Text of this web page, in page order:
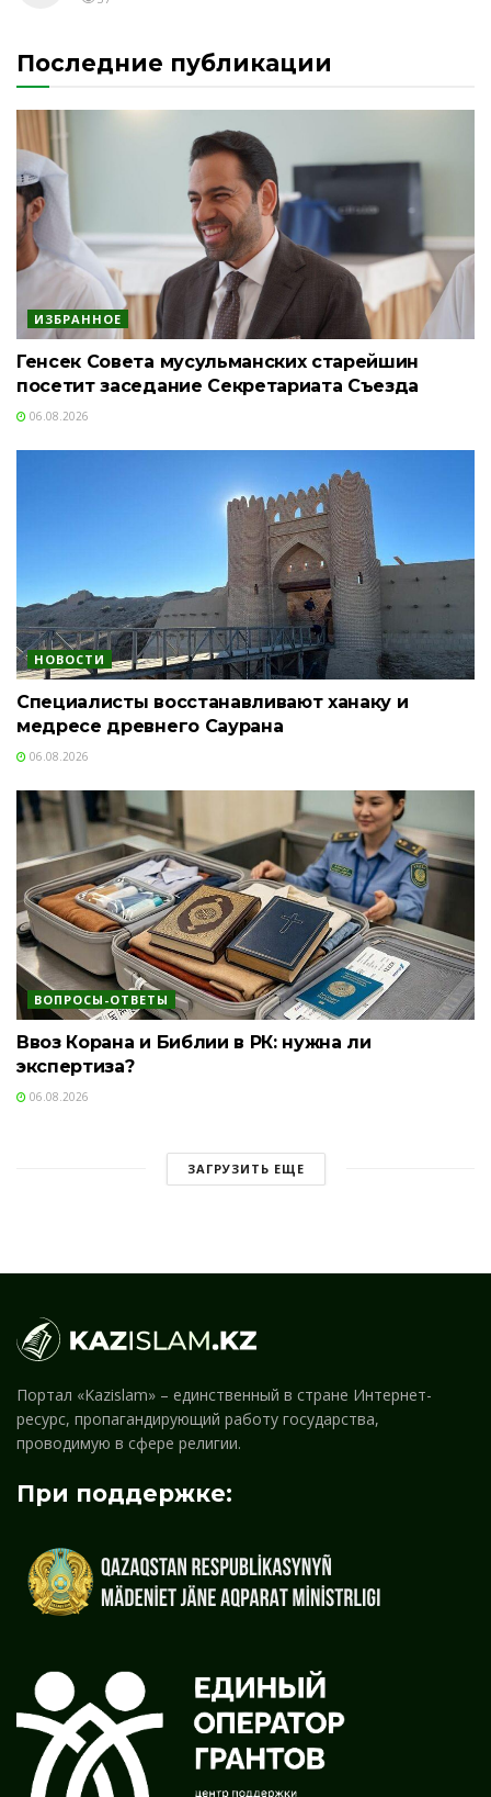
Последние публикации
ИЗБРАННОЕ
Генсек Совета мусульманских старейшин
посетит заседание Секретариата Съезда
06.08.2026
НОВОСТИ
Специалисты восстанавливают ханаку и
медресе древнего Саурана
06.08.2026
ВОПРОСЫ-ОТВЕТЫ
Ввоз Корана и Библии в РК: нужна ли
экспертиза?
06.08.2026
ЗАГРУЗИТЬ ЕЩЕ
Портал «Kazislam» – единственный в стране Интернет-
ресурс, пропагандирующий работу государства,
проводимую в сфере религии.
При поддержке: